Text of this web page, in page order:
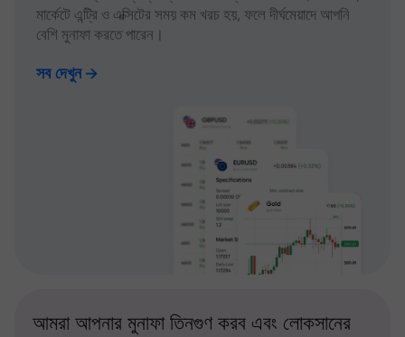
মার্কেটে এন্ট্রি ও এক্সিটের সময় কম খরচ হয়, ফলে দীর্ঘমেয়াদে আপনি
বেশি মুনাফা করতে পারেন।
সব দেখুন
আমরা আপনার মুনাফা তিনগুণ করব এবং লোকসানের